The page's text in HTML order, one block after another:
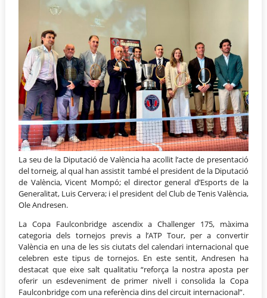
La seu de la Diputació de València ha acollit l’acte de presentació
del torneig, al qual han assistit també el president de la Diputació
de València, Vicent Mompó; el director general d’Esports de la
Generalitat, Luis Cervera; i el president del Club de Tenis València,
Ole Andresen.
La Copa Faulconbridge ascendix a Challenger 175, màxima
categoria dels tornejos previs a l’ATP Tour, per a convertir
València en una de les sis ciutats del calendari internacional que
celebren este tipus de tornejos. En este sentit, Andresen ha
destacat que eixe salt qualitatiu “reforça la nostra aposta per
oferir un esdeveniment de primer nivell i consolida la Copa
Faulconbridge com una referència dins del circuit internacional”.